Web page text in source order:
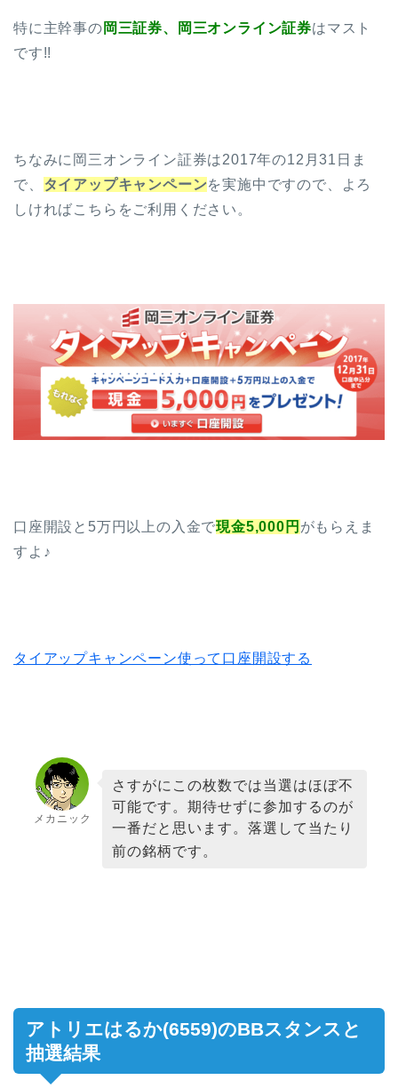
特に主幹事の 岡三証券、岡三オンライン証券はマスト
です!!
ちなみに岡三オンライン証券は2017年の12月31日ま
で、
タイアップキャンペーンを実施中ですので、よろ
しければこちらをご利用ください。
口座開設と5万円以上の入金で現金5,000円 がもらえま
すよ♪
タイアップキャンペーン使って口座開設する
メカニック
さすがにこの枚数では当選はほぼ不
可能です。期待せずに参加するのが
一番だと思います。落選して当たり
前の銘柄です。
アトリエはるか(6559)のBBスタンスと
抽選結果